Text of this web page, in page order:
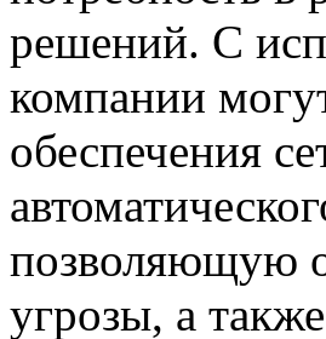
решений. С
компании
обеспечения
позволяющую
угрозы, а